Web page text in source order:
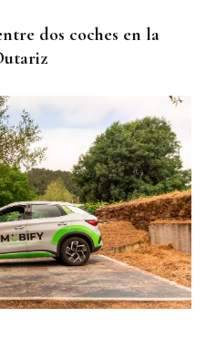
dos coches en la